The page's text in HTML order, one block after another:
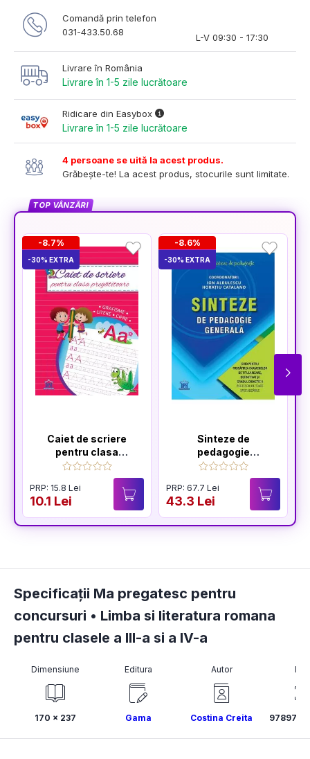
Comandă prin telefon
031-433.50.68
L-V 09:30 - 17:30
Livrare în România
Livrare în 1-5 zile lucrătoare
Ridicare din Easybox
Livrare în 1-5 zile lucrătoare
4 persoane se uită la acest produs.
Grăbește-te! La acest produs, stocurile sunt limitate.
TOP VÂNZĂRI
-8.7%
-30% EXTRA
Caiet de scriere
pentru clasa
pregatitoare
PRP: 15.8 Lei
10.1 Lei
-8.6%
-30% EXTRA
Sinteze de
pedagogie
generală: Ghid
pentru pregătirea
examenelor de
titularizare,
definitivat și gradul
didactic II
PRP: 67.7 Lei
43.3 Lei
Specificații Ma pregatesc pentru
concursuri • Limba si literatura romana
pentru clasele a III-a si a IV-a
Dimensiune
170 × 237
Editura
Gama
Autor
Costina Creita